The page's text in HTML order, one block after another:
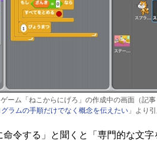
ゲーム「ねこからにげろ」の作成中の画面（記事
グラムの手順だけでなく概念を伝えたい」より引
令する」と聞くと「専門的な文字